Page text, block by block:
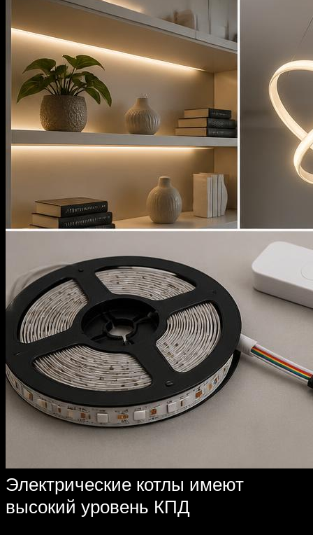
Электрические котлы имеют
высокий уровень КПД